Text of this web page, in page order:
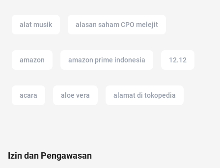
alat musik alasan saham CPO melejit
amazon amazon prime indonesia 12.12
acara aloe vera alamat di tokopedia
Izin dan Pengawasan